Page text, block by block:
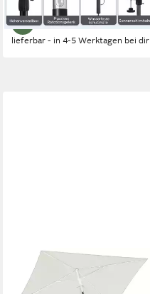
wasserfest, für Garten
-58%
lieferbar - in 4-5 Werktagen bei dir